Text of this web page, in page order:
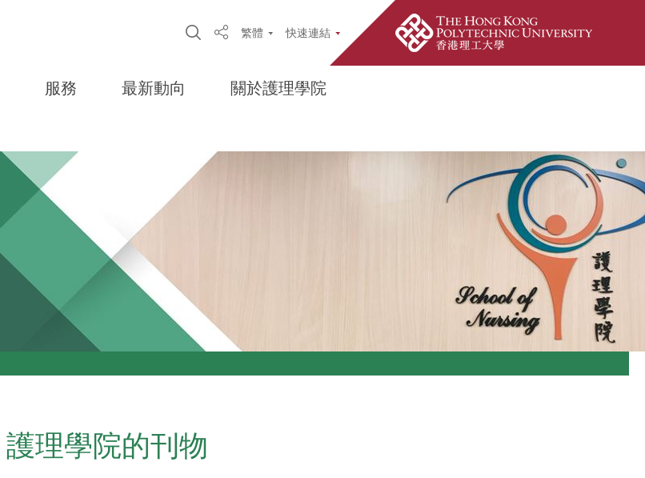
Open Site Search Popup
Share繁體 快速連結
服務 最新動向 關於護理學院
護理學院的刊物